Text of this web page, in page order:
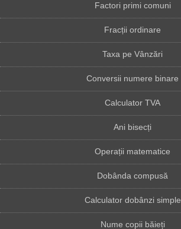
Factori primi comuni
Fracții ordinare
Taxa pe Vânzări
Conversii numere binare
Calculator TVA
Ani bisecți
Operații matematice
Dobânda compusă
Calculator dobânzi simple
Nume copii băieți